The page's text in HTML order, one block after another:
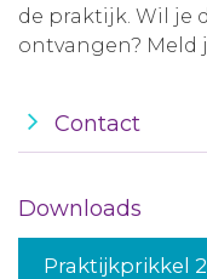
de praktijk. Wil je
ontvangen? Meld
Contact
Downloads
Praktijkprikkel